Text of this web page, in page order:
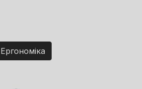
Ергономіка